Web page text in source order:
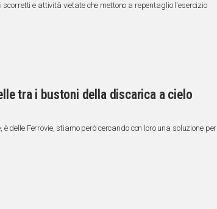
e attività vietate che mettono a repentaglio l'esercizio
tra i bustoni della discarica a cielo
delle Ferrovie, stiamo però cercando con loro una soluzione per